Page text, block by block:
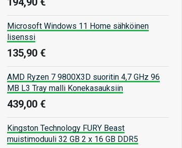
Microsoft Windows 11 Home sähköinen
lisenssi
135,90 €
AMD Ryzen 7 9800X3D suoritin 4,7 GHz 96
MB L3 Tray malli Konekasauksiin
439,00 €
Kingston Technology FURY Beast
muistimoduuli 32 GB 2 x 16 GB DDR5